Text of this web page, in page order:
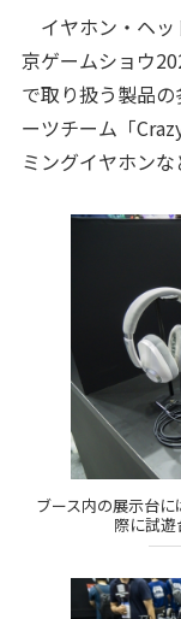
イヤホン・ヘ
京ゲームショウ
で取り扱う製品
ーツチーム「
ミングイヤホンな
ブース内の展示台
際に試